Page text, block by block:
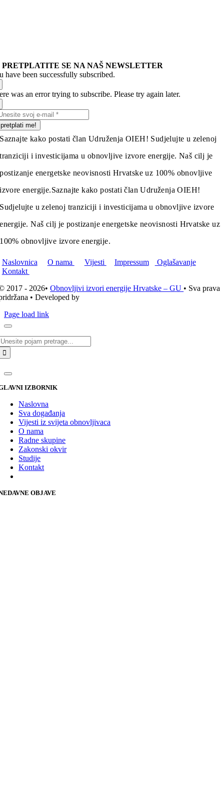
PRETPLATITE SE NA NAŠ NEWSLETTER
have been successfully subscribed.
was an error trying to subscribe. Please try again later.
pretplati me!
Saznajte kako postati član Udruženja OIEH! Sudjelujte u zelenoj
tranziciji i investicijama u obnovljive izvore energije. Naš cilj je
postizanje energetske neovisnosti Hrvatske uz 100% obnovljive
izvore energije.Saznajte kako postati član Udruženja OIEH!
Sudjelujte u zelenoj tranziciji i investicijama u obnovljive izvore
energije. Naš cilj je postizanje energetske neovisnosti Hrvatske uz
100% obnovljive izvore energije.
Naslovnica O nama Vijesti Impressum
Oglašavanje
Kontakt
2017 - 2026•Obnovljivi izvori energije Hrvatske – GU • Sva prava
• Developed by
Page load link
IZBORNIK
Naslovna
Sva događanja
Vijesti iz svijeta obnovljivaca
O nama
Radne skupine
Zakonski okvir
Studije
Kontakt
OBJAVE